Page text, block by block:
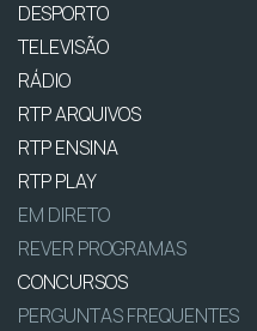
DESPORTO
TELEVISÃO
RÁDIO
RTP ARQUIVOS
RTP ENSINA
RTP PLAY
EM DIRETO
REVER PROGRAMAS
CONCURSOS
PERGUNTAS FREQUENTES